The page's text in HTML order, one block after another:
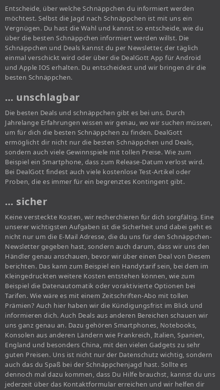
Entscheide, über welche Schnäppchen du informiert werden
möchtest. Selbst die Jagd nach Schnäppchen ist mit uns ein
Vergnügen. Du hast die Wahl und kannst so entscheide, wie du
über die besten Schnäppchen informiert werden willst. Die
Schnäppchen und Deals kannst du per Newsletter, der täglich
einmal verschickt wird oder über die DealGott App für Android
und Apple IOS erhalten. Du entscheidest und wir bringen dir die
besten Schnäppchen.
… unschlagbar
Die besten Deals und schnäppchen gibt es bei uns. Durch
Jahrelange Erfahrungen wissen wir genau, wo wir suchen müssen,
um für dich die besten Schnäppchen zu finden. DealGott
ermöglicht dir nicht nur die besten Schnäppchen und Deals,
sondern auch viele Gewinnspiele mit tollen Preise. Wie zum
Beispiel ein Smartphone, dass zum Release-Datum verlost wird.
Bei DealGott findest auch viele kostenlose Test-Artikel oder
Proben, die es immer für ein begrenztes Kontingent gibt.
… sicher
Keine versteckte Kosten, wir recherchieren für dich sorgfältig. Eine
unserer wichtigsten Aufgaben ist die Sicherheit und dabei geht es
nicht nur um die E-Mail Adresse, die du uns für den Schnäppchen-
Newsletter gegeben hast, sondern auch darum, dass wir uns den
Händler genau anschauen, bevor wir über einen Deal von Diesem
berichten. Das kann zum Beispiel ein Handytarif sein, bei dem im
Kleingedruckten weitere Kosten entstehen können, wie zum
Beispiel die Datenautomatik oder voraktivierte Optionen bei
Tarifen. Wie wäre es mit einem Zeitschriften-Abo mit tollen
Prämien? Auch hier haben wir die Kündigungsfrist im Blick und
informieren dich. Auch Deals aus anderen Bereichen schauen wir
uns ganz genau an. Dazu gehören Smartphones, Notebooks,
Konsolen aus anderen Ländern wie Frankreich, Italien, Spanien,
England und besonders China, mit den vielen Gadgets zu sehr
guten Preisen. Uns ist nicht nur der Datenschutz wichtig, sondern
auch das du Spaß bei der Schnäppchenjagd hast. Sollte es
dennoch mal dazu kommen, dass Du Hilfe brauchst, kannst du uns
jederzeit über das Kontaktformular erreichen und wir helfen dir